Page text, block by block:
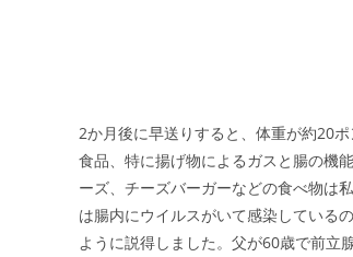
2か月後に早送りすると、体重が約20
食品、特に揚げ物によるガスと腸の機
ーズ、チーズバーガーなどの食べ物は
は腸内にウイルスがいて感染している
ように説得しました。父が60歳で前立